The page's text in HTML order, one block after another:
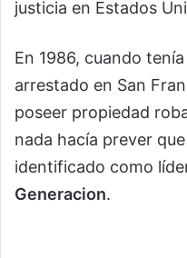
justicia en Estados
En 1986, cuando
arrestado en San
poseer propiedad
nada hacía prever
identificado como
Generacion.